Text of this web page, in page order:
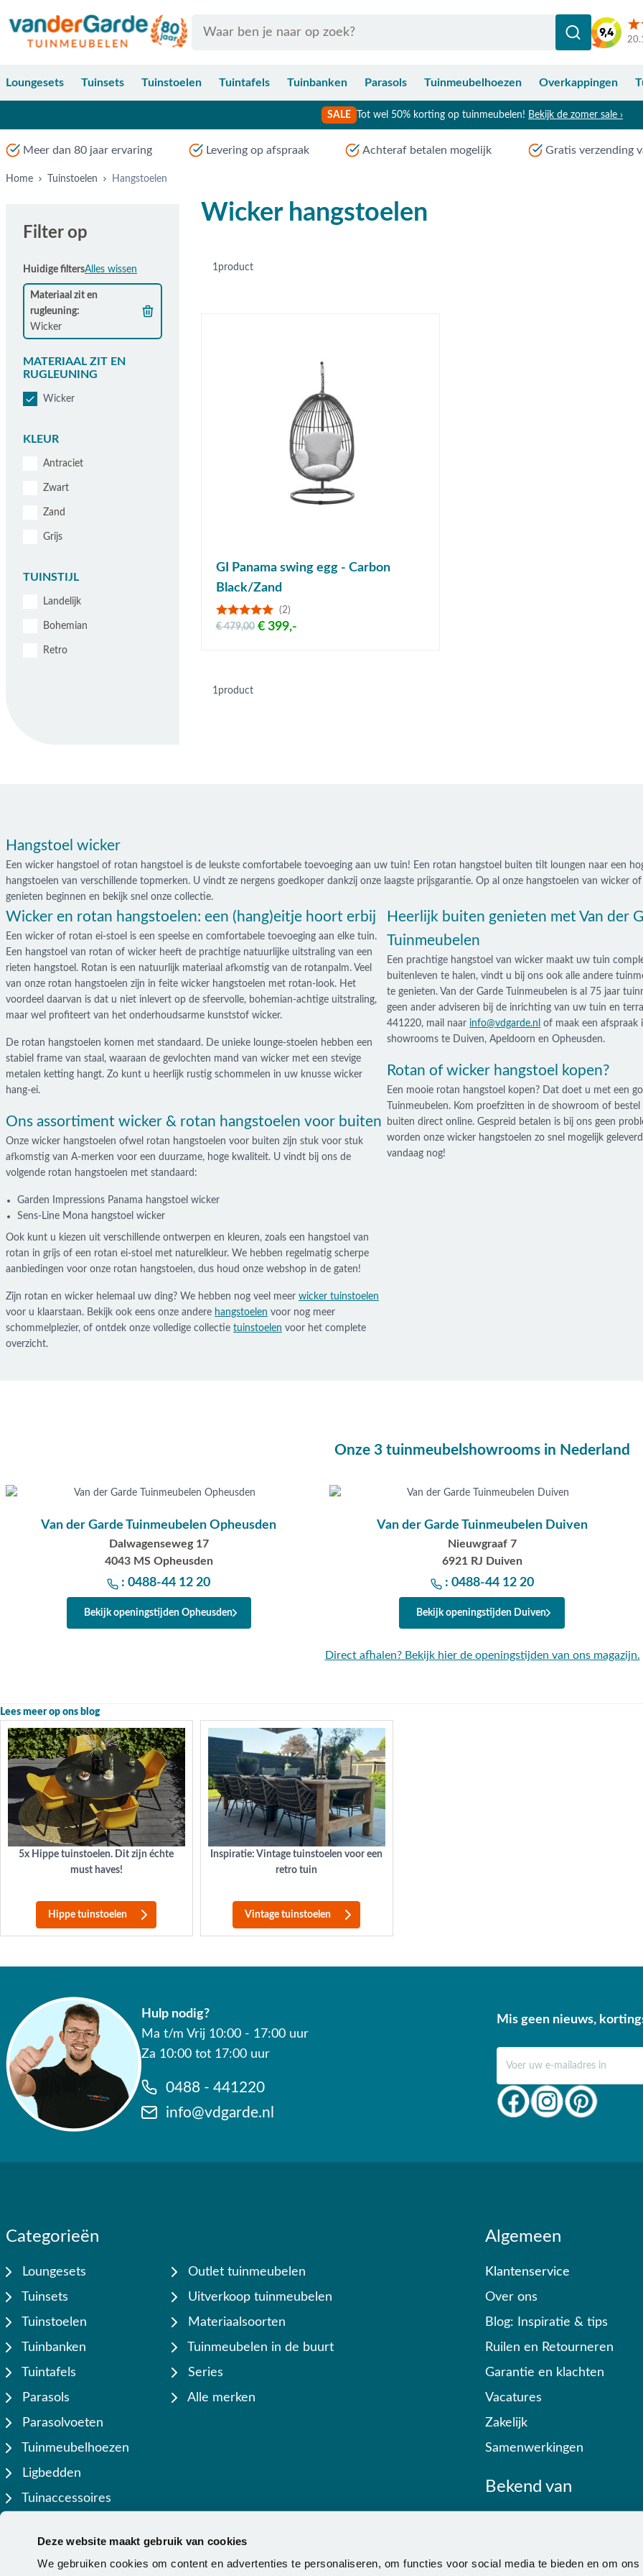
Deze website maakt gebruik van cookies
We gebruiken cookies om content en advertenties te personaliseren, om functies voor social media te bieden en om ons
Loungesets Tuinsets Tuinstoelen Tuintafels Tuinbanken Parasols Tuinmeubelhoezen Overkappingen
SALE Tot wel 50% korting op tuinmeubelen! Bekijk de zomer sale ›
Meer dan 80 jaar ervaring Levering op afspraak Achteraf betalen mogelijk Gratis verzending
Home Tuinstoelen Hangstoelen
Wicker hangstoelen
1product
GI Panama swing egg - Carbon
Black/Zand
(2)
€ 399,-
€ 479,00
1product
Filter op
Huidige filtersAlles wissen
Materiaal zit en
rugleuning
Wicker
MATERIAAL ZIT EN
RUGLEUNING
Wicker
KLEUR
Antraciet
Zwart
Zand
Grijs
TUINSTIJL
Landelijk
Bohemian
Retro
Hangstoel wicker
Een wicker hangstoel of rotan hangstoel is de leukste comfortabele toevoeging aan uw tuin! Een rotan hangstoel buiten tilt loungen naar een
hangstoelen van verschillende topmerken. U vindt ze nergens goedkoper dankzij onze laagste prijsgarantie. Op al onze hangstoelen van
genieten beginnen en bekijk snel onze collectie.
Wicker en rotan hangstoelen: een (hang)eitje hoort erbij
Een wicker of rotan ei-stoel is een speelse en comfortabele toevoeging aan elke tuin.
Een hangstoel van rotan of wicker heeft de prachtige natuurlijke uitstraling van een
rieten hangstoel. Rotan is een natuurlijk materiaal afkomstig van de rotanpalm. Veel
van onze rotan hangstoelen zijn in feite wicker hangstoelen met rotan-look. Het
voordeel daarvan is dat u niet inlevert op de sfeervolle, bohemian-achtige uitstraling,
maar wel profiteert van het onderhoudsarme kunststof wicker.
De rotan hangstoelen komen met standaard. De unieke lounge-stoelen hebben een
stabiel frame van staal, waaraan de gevlochten mand van wicker met een stevige
metalen ketting hangt. Zo kunt u heerlijk rustig schommelen in uw knusse wicker
hang-ei.
Ons assortiment wicker & rotan hangstoelen voor buiten
Onze wicker hangstoelen ofwel rotan hangstoelen voor buiten zijn stuk voor stuk
afkomstig van A-merken voor een duurzame, hoge kwaliteit. U vindt bij ons de
volgende rotan hangstoelen met standaard:
Garden Impressions Panama hangstoel wicker
Sens-Line Mona hangstoel wicker
Ook kunt u kiezen uit verschillende ontwerpen en kleuren, zoals een hangstoel van
rotan in grijs of een rotan ei-stoel met naturelkleur. We hebben regelmatig scherpe
aanbiedingen voor onze rotan hangstoelen, dus houd onze webshop in de gaten!
Zijn rotan en wicker helemaal uw ding? We hebben nog veel meer wicker tuinstoelen
voor u klaarstaan. Bekijk ook eens onze andere hangstoelen voor nog meer
schommelplezier, of ontdek onze volledige collectie tuinstoelen voor het complete
overzicht.
Heerlijk buiten genieten met Van der
Tuinmeubelen
Een prachtige hangstoel van wicker maakt uw tuin
buitenleven te halen, vindt u bij ons ook alle andere
te genieten. Van der Garde Tuinmeubelen is al 75 jaar
geen ander adviseren bij de inrichting van uw tuin en
441220, mail naar info@vdgarde.nl of maak een afspraak
showrooms te Duiven, Apeldoorn en Opheusden.
Rotan of wicker hangstoel kopen?
Een mooie rotan hangstoel kopen? Dat doet u met een
Tuinmeubelen. Kom proefzitten in de showroom of
buiten direct online. Gespreid betalen is bij ons geen
worden onze wicker hangstoelen zo snel mogelijk
vandaag nog!
Onze 3 tuinmeubelshowrooms in Nederland
Van der Garde Tuinmeubelen Opheusden
Dalwagenseweg 17
4043 MS Opheusden
: 0488-44 12 20
Bekijk openingstijden Opheusden
Van der Garde Tuinmeubelen Duiven
Nieuwgraaf 7
6921 RJ Duiven
: 0488-44 12 20
Bekijk openingstijden Duiven
Direct afhalen? Bekijk hier de openingstijden van ons magazijn.
Lees meer op ons blog
5x Hippe tuinstoelen. Dit zijn échte
must haves!
Hippe tuinstoelen
Inspiratie: Vintage tuinstoelen voor een
retro tuin
Vintage tuinstoelen
Hulp nodig?
Ma t/m Vrij 10:00 - 17:00 uur
Za 10:00 tot 17:00 uur
0488 - 441220
info@vdgarde.nl
Mis geen nieuws,
Categorieën
Loungesets
Tuinsets
Tuinstoelen
Tuinbanken
Tuintafels
Parasols
Parasolvoeten
Tuinmeubelhoezen
Ligbedden
Tuinaccessoires
Outlet tuinmeubelen
Uitverkoop tuinmeubelen
Materiaalsoorten
Tuinmeubelen in de buurt
Series
Alle merken
Algemeen
Klantenservice
Over ons
Blog: Inspiratie & tips
Ruilen en Retourneren
Garantie en klachten
Vacatures
Zakelijk
Samenwerkingen
Bekend van